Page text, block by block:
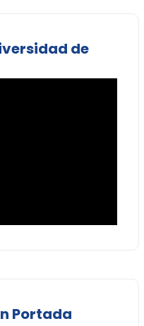
de
Portada